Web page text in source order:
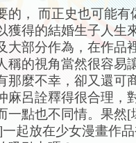
的， 而正史也可能有
獲得的結婚生子人生
大部分作為，在作品
稱的視角當然很容易
那麼不幸，卻又還可
麻呂詮釋得很合理，
一點也不同情。果然[
起放在少女漫畫作